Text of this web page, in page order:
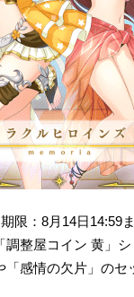
限：8月14日14:59ま
調整屋コイン 黄」
「感情の欠片」のセ